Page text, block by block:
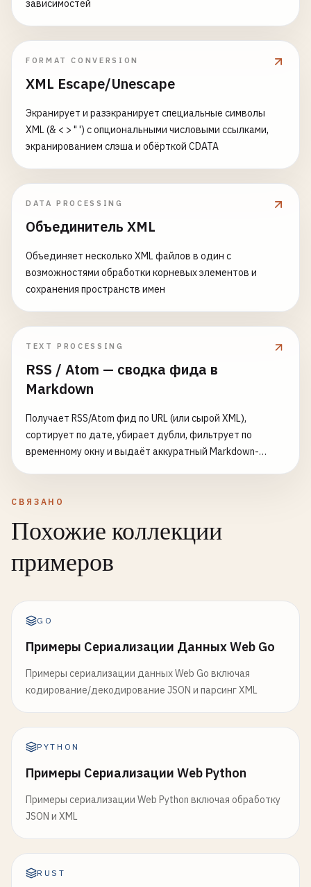
зависимостей
FORMAT CONVERSION
XML Escape/Unescape
Экранирует и разэкранирует специальные символы
XML (& < > " ') с опциональными числовыми ссылками,
экранированием слэша и обёрткой CDATA
DATA PROCESSING
Объединитель XML
Объединяет несколько XML файлов в один с
возможностями обработки корневых элементов и
сохранения пространств имен
TEXT PROCESSING
RSS / Atom — сводка фида в
Markdown
Получает RSS/Atom фид по URL (или сырой XML),
сортирует по дате, убирает дубли, фильтрует по
временному окну и выдаёт аккуратный Markdown-
СВЯЗАНО
Похожие коллекции
примеров
GO
Примеры Сериализации Данных Web Go
Примеры сериализации данных Web Go включая
кодирование/декодирование JSON и парсинг XML
PYTHON
Примеры Сериализации Web Python
Примеры сериализации Web Python включая обработку
JSON и XML
RUST